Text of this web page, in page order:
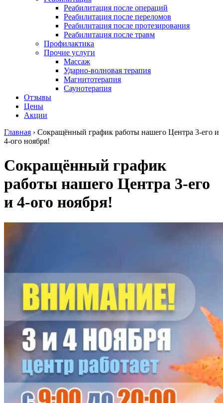
Реабилитация после операций
Реабилитация после переломов
Реабилитация после протезирования
Реабилитация после травм
Профилактика
Прочие услуги
Массаж
Ударно-волновая терапия
Магнитотерапия
Саунотерапия
Отзывы
Цены
Акции
Главная › Сокращённый график работы нашего Центра 3-его и
4-ого ноября!
Сокращённый график
работы нашего Центра 3-его
и 4-ого ноября!